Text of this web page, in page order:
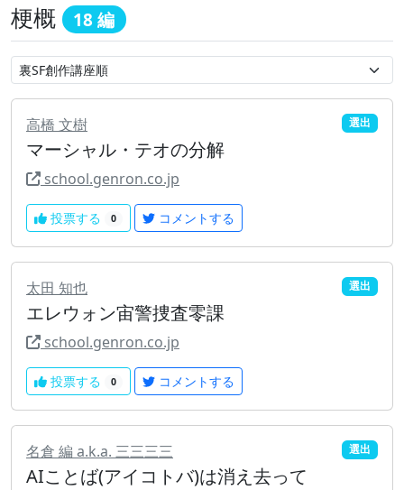
梗概 18 編
高橋 文樹 選出
マーシャル・テオの分解
school.genron.co.jp
投票する 0 コメントする
太田 知也 選出
エレウォン宙警捜査零課
school.genron.co.jp
投票する 0 コメントする
名倉 編 a.k.a. 三三三三 選出
AIことば(アイコトバ)は消え去って